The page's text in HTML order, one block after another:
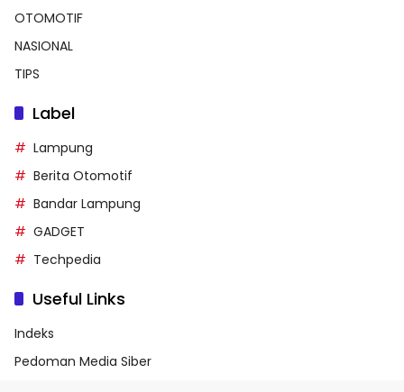
OTOMOTIF
NASIONAL
TIPS
Label
Lampung
Berita Otomotif
Bandar Lampung
GADGET
Techpedia
Useful Links
Indeks
Pedoman Media Siber